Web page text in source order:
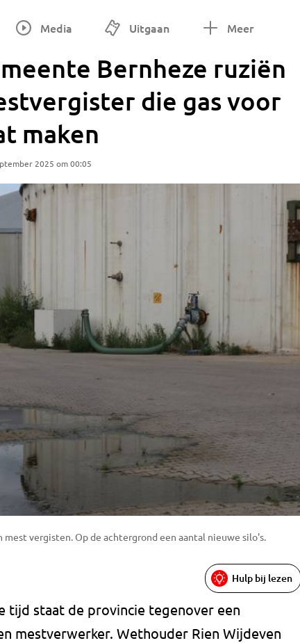
Media Uitgaan Meer
Bernheze ruziën
die gas voor
maken
2025 om 00:05
vergisten. Op de achtergrond een aantal nieuwe silo's.
Hulp bij lezen
tijd staat de provincie tegenover een
mestverwerker. Wethouder Rien Wijdeven